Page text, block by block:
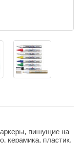
пишущие на
керамика, пластик,